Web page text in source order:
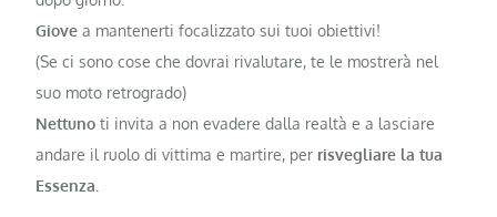
Giove a mantenerti focalizzato sui tuoi obiettivi!
(Se ci sono cose che dovrai rivalutare, te le mostrerà nel
suo moto retrogrado)
Nettuno ti invita a non evadere dalla realtà e a lasciare
andare il ruolo di vittima e martire, per risvegliare la tua
Essenza.